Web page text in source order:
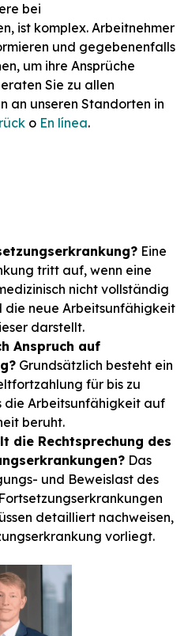
bei
ist komplex. Arbeitnehmer
und gegebenenfalls
um ihre Ansprüche
Sie zu allen
an unseren Standorten in
o En línea.
Eine
tritt auf, wenn eine
nicht vollständig
die neue Arbeitsunfähigkeit
darstellt.
Anspruch auf
Grundsätzlich besteht ein
für bis zu
die Arbeitsunfähigkeit auf
beruht.
die Rechtsprechung des
Das
und Beweislast des
detailliert nachweisen,
vorliegt.